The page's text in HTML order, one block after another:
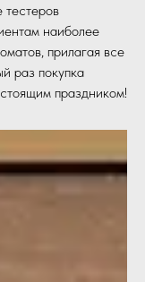
тестеров
наиболее
прилагая все
раз покупка
праздником!